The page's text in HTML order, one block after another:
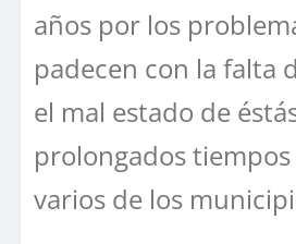
años por los
padecen con la falta
el mal estado de
prolongados
varios de los